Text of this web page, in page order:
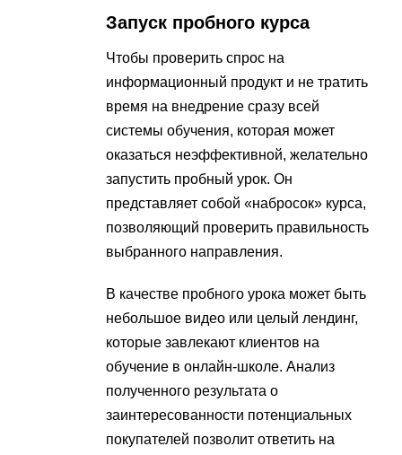
Запуск пробного курса
Чтобы проверить спрос на
информационный продукт и не тратить
время на внедрение сразу всей
системы обучения, которая может
оказаться неэффективной, желательно
запустить пробный урок. Он
представляет собой «набросок» курса,
позволяющий проверить правильность
выбранного направления.
В качестве пробного урока может быть
небольшое видео или целый лендинг,
которые завлекают клиентов на
обучение в онлайн-школе. Анализ
полученного результата о
заинтересованности потенциальных
покупателей позволит ответить на